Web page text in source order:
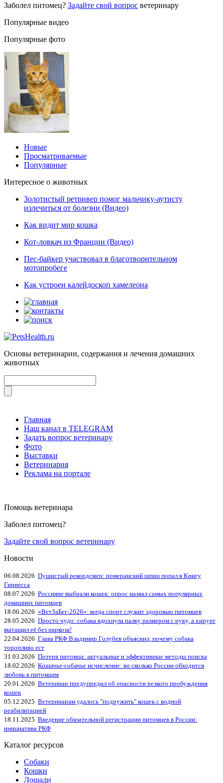
Заболел питомец? Задайте свой вопрос ветеринару
Популярные видео
Популярные фото
Новые
Просматриваемые
Популярные
Интересное о животных
Золотистый ретривер помог мальчику-аутисту
излечиться от болезни (Видео)
Как видит мир кошка
Кот-ловкач из Франции (Видео)
Пес-байкер участвовал в благотворительном
мотопробеге
Как устроен калейдоскоп хамелеона
Основы ветеринарии, содержания и лечения домашних
животных
Главная
Наш канал в TELEGRAM
Задать вопрос ветеринару
Фото
Выставки
Ветеринария
Реклама на портале
Помощь ветеринара
Заболел питомец?
Задайте свой вопрос ветеринару
Новости
06.08.2026 Пушистый рекордсмен: померанский шпиц попал в Книгу
Гиннесса
08.07.2026 Россияне выбрали кошек: опрос назвал самых популярных
домашних питомцев
18.06.2026 «ВетЗаБег‑2026»: когда спорт служит здоровью питомцев
28.05.2026 Просто чудо: собака вдохнула палку размером с руку, а хирург
вытащил её без наркоза!
22.04.2026 Глава РКФ Владимир Голубев объяснил, почему собака
торопливо ест
31.03.2026 Потеря питомца: актуальные и эффективные методы поиска
18.02.2026 Кошачье-собачье исчисление: во сколько России обходится
любовь к питомцам
20.01.2026 Ветеринар предупредил об опасности резкого пробуждения
кошек
05.12.2025 Ветеринарам удалось "подружить" кошек с водной
реабилитацией
18.11.2025 Введение обязательной регистрации питомцев в России:
инициатива РКФ
Каталог ресурсов
Собаки
Кошки
Лошади